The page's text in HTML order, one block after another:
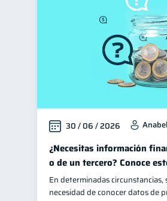
Manejo de deudas 31
Educación financiera 31
Finanzas para jóvenes 30
30
Finanzas familiares 25
Inclusión financiera 22
Bienestar financiero 22
Finanzas para mujeres 20
Seguridad financiera 13
Salud financiera 12
30 / 06 / 2026
¿Necesitas información
o de un tercero? Conoce
En determinadas circunstancias,
necesidad de conocer datos de